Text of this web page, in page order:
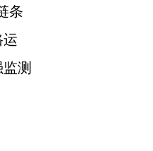
条
运
测